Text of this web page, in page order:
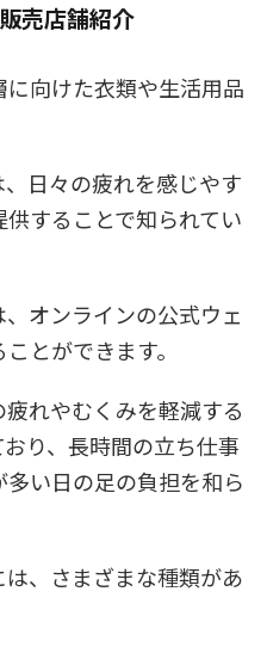
売店舗紹介
向けた衣類や生活用品
日々の疲れを感じやす
することで知られてい
オンラインの公式ウェ
とができます。
れやむくみを軽減する
り、長時間の立ち仕事
い日の足の負担を和ら
、さまざまな種類があ